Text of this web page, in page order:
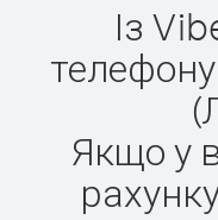
Із
Якщо у